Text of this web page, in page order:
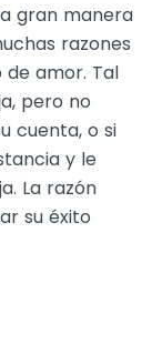
gran manera
razones
amor. Tal
pero no
cuenta, o si
y le
La razón
su éxito